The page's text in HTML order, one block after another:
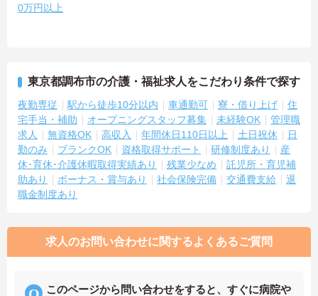
0万円以上
東京都調布市の介護・福祉求人をこだわり条件で探す
夜勤専従 駅から徒歩10分以内 車通勤可 寮・借り上げ
住
宅手当・補助
オープニングスタッフ募集 未経験OK
管理職
求人
無資格OK 高収入 年間休日110日以上 土日祝休
日
勤のみ
ブランクOK 資格取得サポート 研修制度あり
産
休･育休･介護休暇取得実績あり
残業少なめ
託児所・育児補
助あり
ボーナス・賞与あり 社会保険完備 交通費支給
退
職金制度あり
求人のお問い合わせに関するよくあるご質問
このページから問い合わせをすると、すぐに病院や